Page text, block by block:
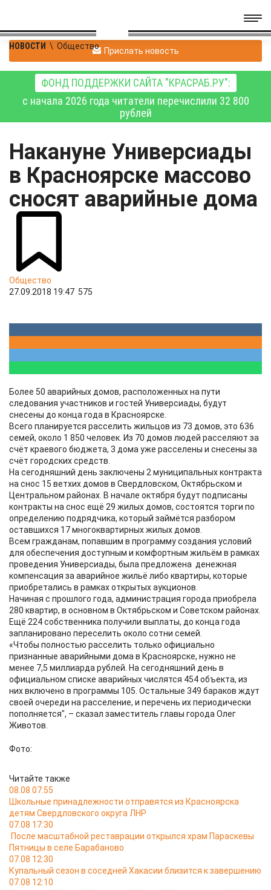
НОВОСТИ \ Общество Прислать новость
ФОНД ПОДДЕРЖКИ САЙТА "КРАСРАБ.РУ":
с начала 2026 года читатели перечислили 32 800
рублей
Накануне Универсиады
в Красноярске массово
сносят аварийные дома
Общество
27.09.2018 19:47 575
Более 50 аварийных домов, расположенных на пути
следования участников и гостей Универсиады, будут
снесены до конца года в Красноярске.
Всего планируется расселить жильцов из 73 домов, это 636
семей, около 1 850 человек. Из 70 домов людей расселяют за
счёт краевого бюджета, 3 дома уже расселены и снесены за
счёт городских средств.
На сегодняшний день заключены 2 муниципальных контракта
на снос 15 ветхих домов в Свердловском, Октябрьском и
Центральном районах. В начале октября будут подписаны
контракты на снос ещё 29 жилых домов, состоятся торги по
определению подрядчика, который займётся разбором
оставшихся 17 многоквартирных жилых домов.
Всем гражданам, попавшим в программу создания условий
для обеспечения доступным и комфортным жильём в рамках
проведения Универсиады, была предложена денежная
компенсация за аварийное жильё либо квартиры, которые
приобретались в рамках открытых аукционов.
Начиная с прошлого года, администрация города приобрела
280 квартир, в основном в Октябрьском и Советском районах.
Ещё 224 собственника получили выплаты, до конца года
запланировано переселить около сотни семей.
«Чтобы полностью расселить только официально
признанные аварийными дома в Красноярске, нужно не
менее 7,5 миллиарда рублей. На сегодняшний день в
официальном списке аварийных числятся 454 объекта, из
них включено в программы 105. Остальные 349 бараков ждут
своей очереди на расселение, и перечень их периодически
пополняется", – сказал заместитель главы города Олег
Животов.
Фото:
Читайте также
08.08 07:55
Школьные принадлежности отправятся из Красноярска
детям Свердловского округа ЛНР
07.08 17:30
После масштабной реставрации открылся храм Параскевы
Пятницы в селе Барабаново
07.08 12:30
Купальный сезон в соседней Хакасии близится к завершению
07.08 12:10